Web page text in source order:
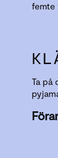
femte
Ta på